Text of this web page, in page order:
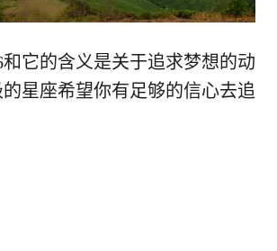
和它的含义是关于追求梦想的动
星座希望你有足够的信心去追